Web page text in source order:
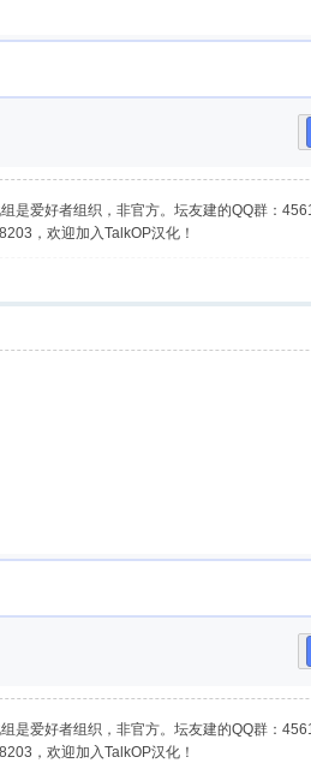
是爱好者组织，非官方。坛友建的QQ群：
，欢迎加入TalkOP汉化！
是爱好者组织，非官方。坛友建的QQ群：
，欢迎加入TalkOP汉化！